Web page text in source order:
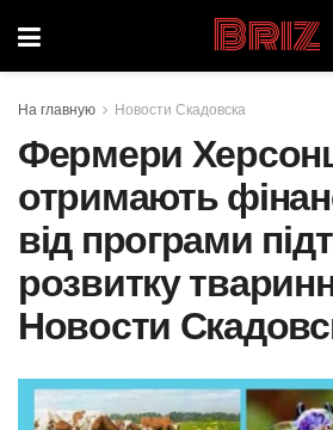
Briz
На главную Новости Скадовска
Фермери
отримають
від програми
розвитку
Новости